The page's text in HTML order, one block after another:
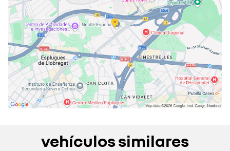
vehículos similares